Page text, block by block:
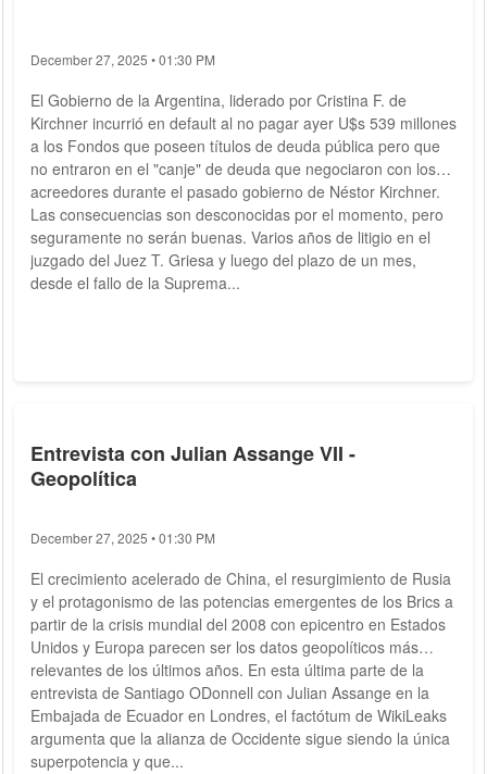
December 27, 2025 • 01:30 PM
El Gobierno de la Argentina, liderado por Cristina F. de
Kirchner incurrió en default al no pagar ayer U$s 539 millones
a los Fondos que poseen títulos de deuda pública pero que
no entraron en el "canje" de deuda que negociaron con los
acreedores durante el pasado gobierno de Néstor Kirchner.
Las consecuencias son desconocidas por el momento, pero
seguramente no serán buenas. Varios años de litigio en el
juzgado del Juez T. Griesa y luego del plazo de un mes,
desde el fallo de la Suprema...
Entrevista con Julian Assange VII -
Geopolítica
December 27, 2025 • 01:30 PM
El crecimiento acelerado de China, el resurgimiento de Rusia
y el protagonismo de las potencias emergentes de los Brics a
partir de la crisis mundial del 2008 con epicentro en Estados
Unidos y Europa parecen ser los datos geopolíticos más
relevantes de los últimos años. En esta última parte de la
entrevista de Santiago ODonnell con Julian Assange en la
Embajada de Ecuador en Londres, el factótum de WikiLeaks
argumenta que la alianza de Occidente sigue siendo la única
superpotencia y que...